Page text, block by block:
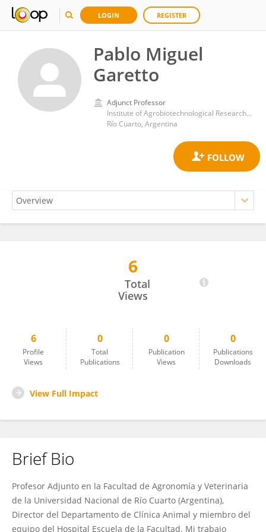
LOGIN REGISTER
Pablo Miguel
Garetto
Adjunct Professor
Institute of Agrobiotechnological Research, National University of Río Cuarto
Río Cuarto, Argentina
6
Total
Views
6
Profile
Views
0
Total
Publications
0
Publication
Views
0
Publications
Downloads
View Full Impact
Brief Bio
Profesor Adjunto en la Facultad de Agronomía y Veterinaria
de la Universidad Nacional de Río Cuarto (Argentina),
Director del Departamento de Clínica Animal y miembro del
equipo del Hospital Escuela de la Facultad. Mi trabajo